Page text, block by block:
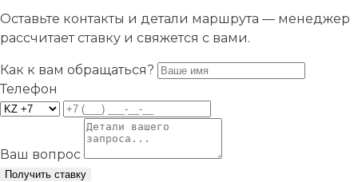
Оставьте контакты и детали маршрута — менеджер
рассчитает ставку и свяжется с вами.
Как к вам обращаться?
Телефон
Ваш вопрос
Получить ставку